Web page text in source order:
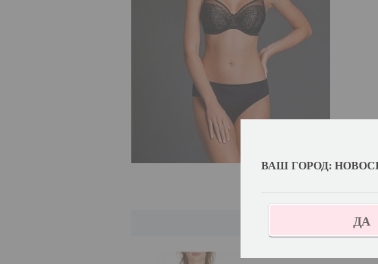
ВАШ ГОРОД:
ДА